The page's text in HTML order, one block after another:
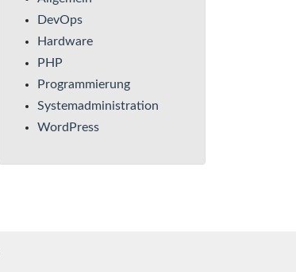
DevOps
Hardware
PHP
Programmierung
Systemadministration
WordPress